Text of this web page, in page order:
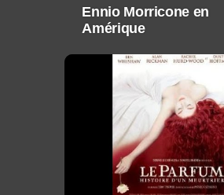
Ennio Morricone en
Amérique